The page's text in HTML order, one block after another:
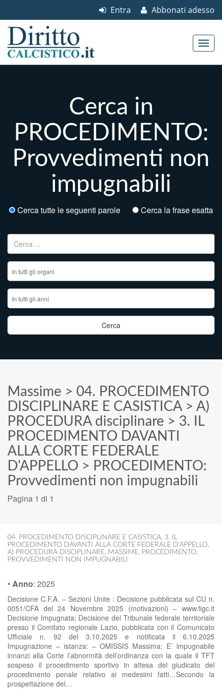
Abbonati adesso
Entra
Cerca in
PROCEDIMENTO:
Provvedimenti non
impugnabili
Cerca tutte le seguenti parole Cerca la frase esatta
Ricerca per:
Massime > 04. PROCEDIMENTO
DISCIPLINARE E CASISTICA> A)
PROCEDURA disciplinare > 3. IL
PROCEDIMENTO DAVANTI
ALLA CORTE FEDERALE
D'APPELLO > PROCEDIMENTO:
Provvedimenti non impugnabili
Pagina 1 di 1
04. PROCEDIMENTO DISCIPLINARE E CASISTICA, 3. IL
PROCEDIMENTO DAVANTI ALLA CORTE FEDERALE D'APPELLO,
A) PROCEDURA DISCIPLINARE, MASSIME, PROCEDIMENTO:
PROVVEDIMENTI NON IMPUGNABILI
• Anno: 2025
Decisione C.F.A. – Sezioni Unite : Decisione pubblicata sul CU n.
0051/CFA del 24 Novembre 2025 (motivazioni) – www.figc.it
Decisione Impugnata: Decisione del Tribunale federale territoriale
presso il Comitato regionale Lazio, pubblicata con il Comunicato
Ufficiale n. 92 del 3.10.2025 e notificata il 6.10.2025
Impugnazione – istanza: – OMISSIS Massima: E’ impugnabile
innanzi alla Corte l’abnormità dell’ordinanza con la quale il TFT
sospeso il procedimento sportivo in attesa del giudicato del
procedimento penale relativo ai medesimi fatti…Secondo la
prospettazione del…